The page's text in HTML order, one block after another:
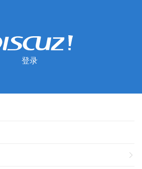
登录